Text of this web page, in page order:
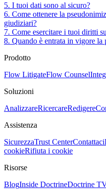
5. I tuoi dati sono al sicuro?
6. Come ottenere la
giudiziari?
7. Come esercitare i tuoi diritti
8. Quando è entrata in vigore la
Prodotto
Flow LitigateFlow Counsel
Soluzioni
AnalizzareRicercareRedigere
Assistenza
SicurezzaTrust CenterContattaci
cookieRifiuta i cookie
Risorse
BlogInside DoctrineDoctrine